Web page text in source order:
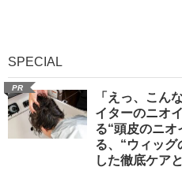
SPECIAL
PR
「えっ、こん
イターのニオ
る“頭皮のニオ
る、“ウィッグ
した徹底ケア